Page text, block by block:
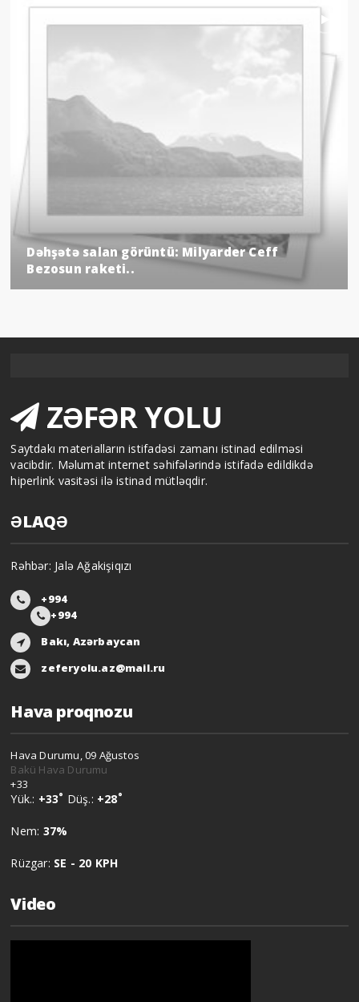
Dəhşətə salan görüntü: Milyarder Ceff
Bezosun raketi..
ZƏFƏR YOLU
Saytdakı materialların istifadəsi zamanı istinad edilməsi
vacibdir. Məlumat internet səhifələrində istifadə edildikdə
hiperlink vasitəsi ilə istinad mütləqdir.
ƏLAQƏ
Rəhbər: Jalə Ağakişiqızı
+994
+994
Bakı, Azərbaycan
zeferyolu.az@mail.ru
Hava proqnozu
Hava Durumu, 09 Ağustos
Bakü Hava Durumu
+33
Yük.: +33° Düş.: +28°
Nem: 37%
Rüzgar: SE - 20 KPH
Video